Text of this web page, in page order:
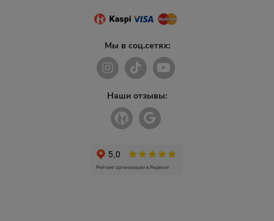
Мы в соц.сетях:
Наши отзывы: